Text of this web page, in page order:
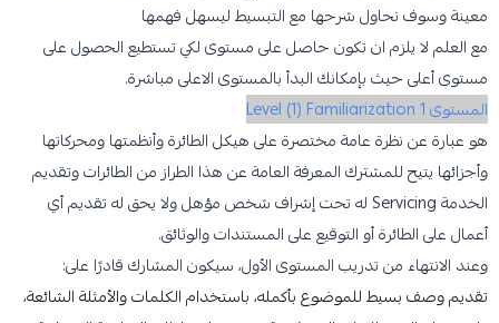
معينة وسوف نحاول شرحها مع التبسيط ليسهل فهمها
مع العلم لا يلزم ان تكون حاصل على مستوى لكي تستطيع الحصول على
مستوى أعلى حيث بإمكانك البدأ بالمستوى الاعلى مباشرة.
المستوى 1 Level (1) Familiarization
هو عبارة عن نظرة عامة مختصرة على هيكل الطائرة وأنظمتها ومحركاتها
وأجزائها يتيح للمشترك المعرفة العامة عن هذا الطراز من الطائرات وتقديم
الخدمة Servicing له تحت إشراف شخص مؤهل ولا يحق له تقديم أي
أعمال على الطائرة أو التوقيع على المستندات والوثائق.
وعند الانتهاء من تدريب المستوى الأول، سيكون المشارك قادرًا على:
تقديم وصف بسيط للموضوع بأكمله، باستخدام الكلمات والأمثلة الشائعة،